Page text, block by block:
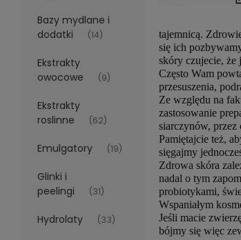
Bazy mydlane i
dodatki
(14)
Ekstrakty
owocowe
(9)
Ekstrakty
roslinne
(62)
Emulgatory (19)
Glinki i
peelingi
(31)
Hydrolaty (33)
tajemnicą.
się ich
skóry czujecie, że
Często Wam
przesuszenia,
Ze względu na
zastosowanie
siarczynów, przez
Pamiętajcie też,
sięgajmy
Zdrowa skóra
nadal o tym
probiotykami,
Wspaniałym
Jeśli macie
bójmy się więc